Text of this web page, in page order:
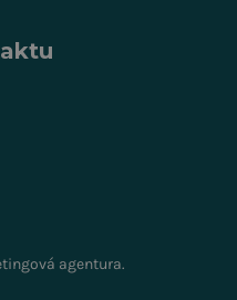
agentura.